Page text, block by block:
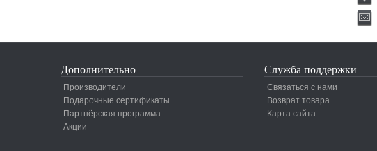
Дополнительно
Производители
Подарочные сертификаты
Партнёрская программа
Акции
Служба поддержки
Связаться с нами
Возврат товара
Карта сайта